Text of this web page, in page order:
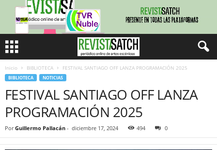
Inicio BIBLIOTECA FESTIVAL SANTIAGO OFF LANZA PROGRAMACIÓN 2025
BIBLIOTECA NOTICIAS
FESTIVAL SANTIAGO OFF LANZA
PROGRAMACIÓN 2025
Por Guillermo Pallacán - diciembre 17, 2024 494 0